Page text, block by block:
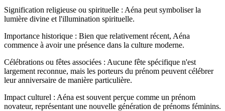
Signification religieuse ou spirituelle : Aéna peut symboliser la
lumière divine et l'illumination spirituelle.
Importance historique : Bien que relativement récent, Aéna
commence à avoir une présence dans la culture moderne.
Célébrations ou fêtes associées : Aucune fête spécifique n'est
largement reconnue, mais les porteurs du prénom peuvent célébrer
leur anniversaire de manière particulière.
Impact culturel : Aéna est souvent perçue comme un prénom
novateur, représentant une nouvelle génération de prénoms féminins.